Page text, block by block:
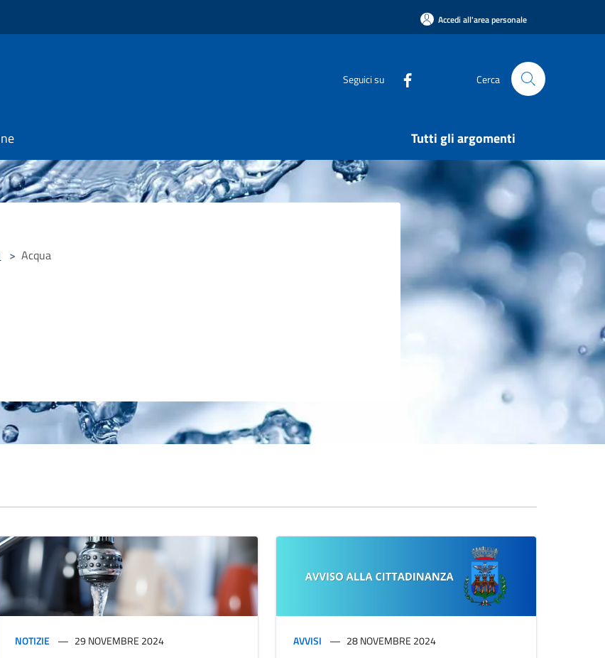
Accedi all'area personale
Seguici su Cerca
Tutti gli argomenti
> Acqua
NOTIZIE 29 NOVEMBRE 2024 AVVISI 28 NOVEMBRE 2024